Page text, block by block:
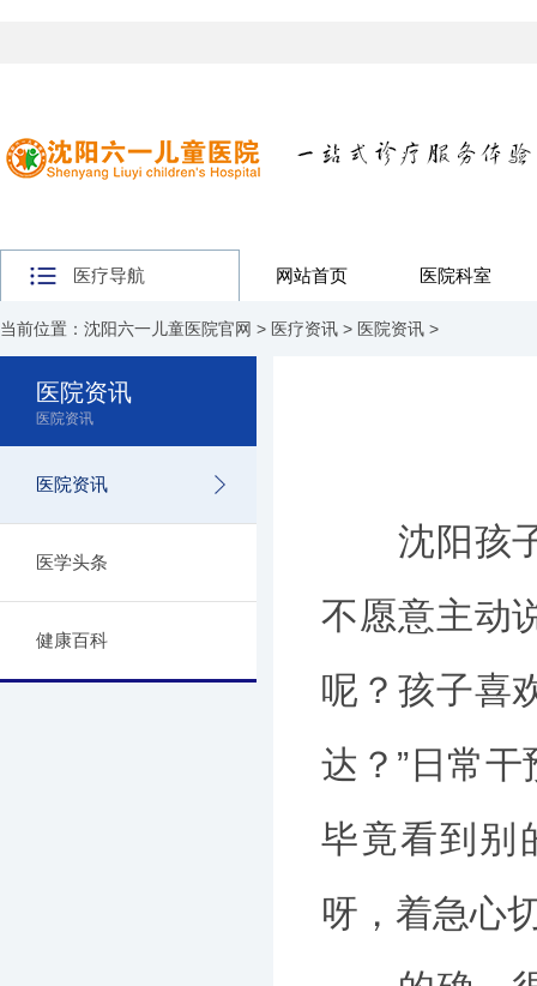
医疗导航 网站首页 医院科室
当前位置： 沈阳六一儿童医院官网 > 医疗资讯 > 医院资讯 >
医院资讯
医院资讯
医院资讯
医学头条
健康百科
沈阳孩子
不愿意主动
呢？孩子喜
达？”日常
毕竟看到别
呀，着急心